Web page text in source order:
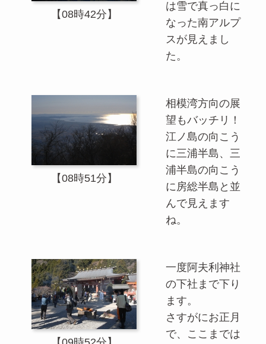
【08時42分】
は雪で真っ白に
なった南アルプ
スが見えまし
た。
【08時51分】
相模湾方向の展
望もバッチリ！
江ノ島の向こう
に三浦半島、三
浦半島の向こう
に房総半島と並
んで見えます
ね。
一度阿夫利神社
の下社まで下り
ます。
さすがにお正月
で、ここまでは